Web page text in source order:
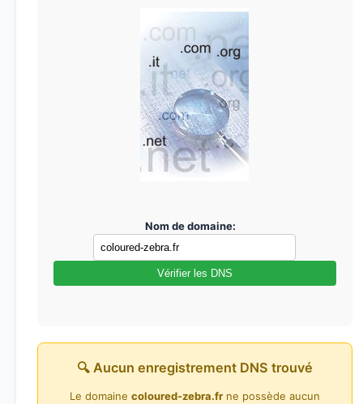
Nom de domaine:
Vérifier les DNS
🔍 Aucun enregistrement DNS trouvé
Le domaine coloured-zebra.frne possède aucun